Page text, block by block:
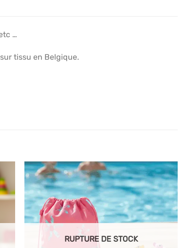
…
tissu en Belgique.
Ajouter
à mes
articles
favoris
RUPTURE DE STOCK